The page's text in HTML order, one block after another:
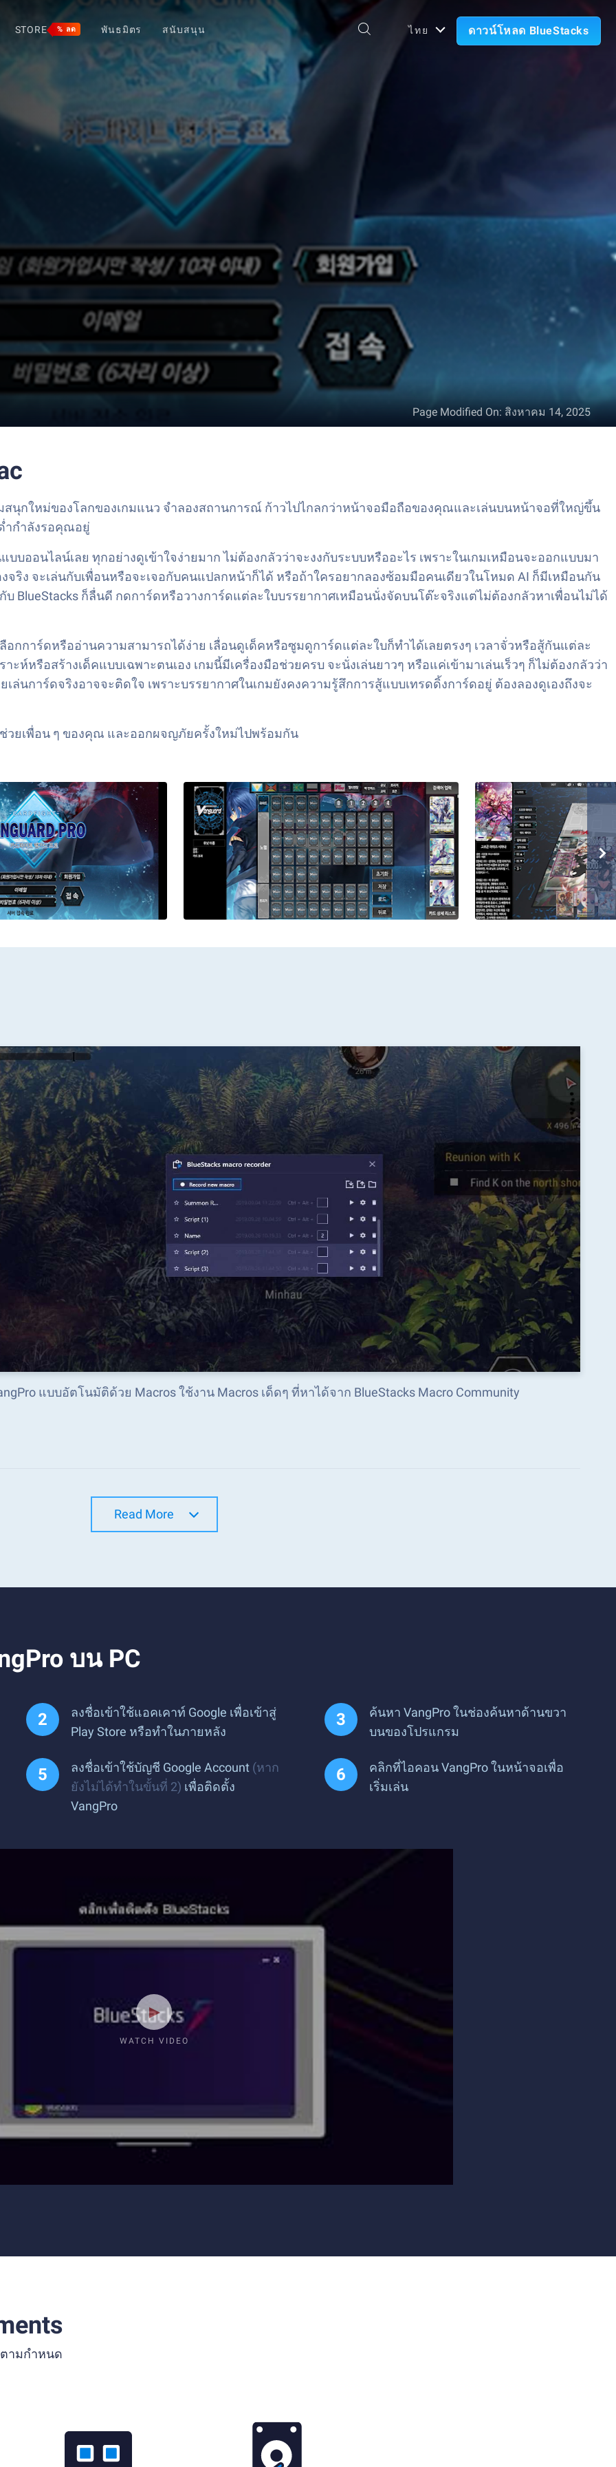
STORE % ลด พันธมิตร สนับสนุน ไทย ดาวน์โหลด BlueStacks
Page Modified On: สิงหาคม 14, 2025
สนุกใหม่ของโลกของเกมแนว จำลองสถานการณ์ ก้าวไปไกลกว่าหน้าจอมือถือของคุณและเล่นบนหน้าจอที่ใหญ่ขึ้น
ำกำลังรอคุณอยู่
บบออนไลน์เลย ทุกอย่างดูเข้าใจง่ายมาก ไม่ต้องกลัวว่าจะงงกับระบบหรืออะไร เพราะในเกมเหมือนจะออกแบบมา
ริง จะเล่นกับเพื่อนหรือจะเจอกับคนแปลกหน้าก็ได้ หรือถ้าใครอยากลองซ้อมมือคนเดียวในโหมด AI ก็มีเหมือนกัน
บ BlueStacks ก็ลื่นดี กดการ์ดหรือวางการ์ดแต่ละใบบรรยากาศเหมือนนั่งจัดบนโต๊ะจริงแต่ไม่ต้องกลัวหาเพื่อนไม่ได้
กการ์ดหรืออ่านความสามารถได้ง่าย เลื่อนดูเด็คหรือซูมดูการ์ดแต่ละใบก็ทำได้เลยตรงๆ เวลาจั่วหรือสู้กันแต่ละ
ะห์หรือสร้างเด็คแบบเฉพาะตนเอง เกมนี้มีเครื่องมือช่วยครบ จะนั่งเล่นยาวๆ หรือแค่เข้ามาเล่นเร็วๆ ก็ไม่ต้องกลัวว่า
เล่นการ์ดจริงอาจจะติดใจ เพราะบรรยากาศในเกมยังคงความรู้สึกการสู้แบบเทรดดิ้งการ์ดอยู่ ต้องลองดูเองถึงจะ
วยเพื่อน ๆ ของคุณ และออกผจญภัยครั้งใหม่ไปพร้อมกัน
แบบอัตโนมัติด้วย Macros ใช้งาน Macros เด็ดๆ ที่หาได้จาก BlueStacks Macro Community
Read More
บน PC
ลงชื่อเข้าใช้แอคเคาท์ Google เพื่อเข้าสู่
Play Store หรือทำในภายหลัง
ค้นหา VangPro ในช่องค้นหาด้านขวา
บนของโปรแกรม
ลงชื่อเข้าใช้บัญชี Google Account (หาก
ยังไม่ได้ทำในขั้นที่ 2) เพื่อติดตั้ง
VangPro
คลิกที่ไอคอน VangPro ในหน้าจอเพื่อ
เริ่มเล่น
WATCH VIDEO
ตามกำหนด